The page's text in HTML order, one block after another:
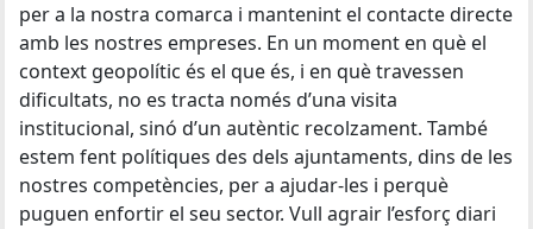
per a la nostra comarca i mantenint el contacte directe
amb les nostres empreses. En un moment en què el
context geopolític és el que és, i en què travessen
dificultats, no es tracta només d’una visita
institucional, sinó d’un autèntic recolzament. També
estem fent polítiques des dels ajuntaments, dins de les
nostres competències, per a ajudar-les i perquè
puguen enfortir el seu sector. Vull agrair l’esforç diari